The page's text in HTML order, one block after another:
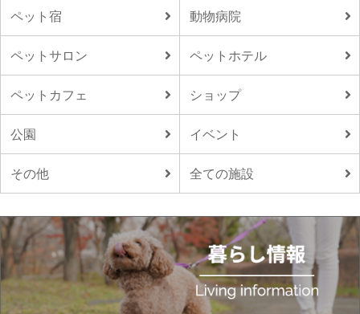
ペット宿 動物病院
ペットサロン ペットホテル
ペットカフェ ショップ
公園 イベント
その他 全ての施設